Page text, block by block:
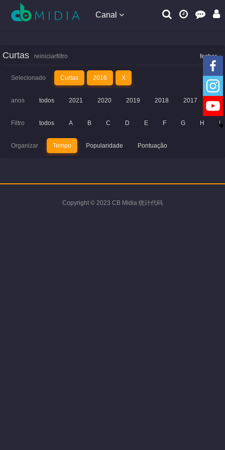
Canal
fechar
Curtas reiniciarfiltro
Selecionado Curtas 2016 X
anos todos 2021 2020 2019 2018 2017
Filtro todos A B C D E F G H I
Organizar Tempo Popularidade Pontuação
Copyright © 2023 CB Midia 统计代码